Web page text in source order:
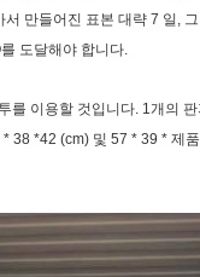
만들어진 표본 대략 7 일,
도달해야 합니다.
이용할 것입니다. 1개의
38 *42 (cm) 및 57 * 39 * 제